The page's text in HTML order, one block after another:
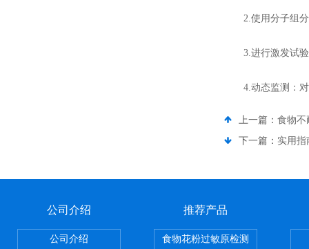
2.使用分子组分
3.进行激发试验
4.动态监测：对
上一篇： 食物不
下一篇： 实用指
公司介绍
公司介绍
推荐产品
食物花粉过敏原检测